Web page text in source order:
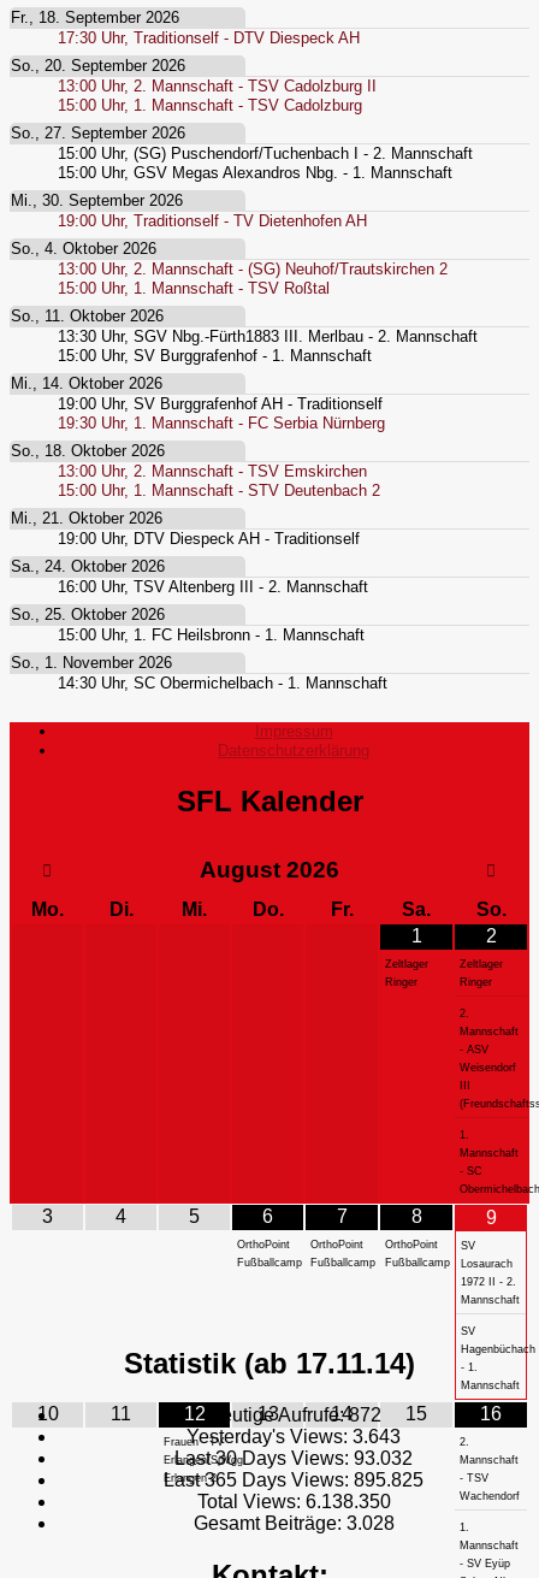
Fr., 18. September 2026
17:30 Uhr, Traditionself - DTV Diespeck AH
So., 20. September 2026
13:00 Uhr, 2. Mannschaft - TSV Cadolzburg II
15:00 Uhr, 1. Mannschaft - TSV Cadolzburg
So., 27. September 2026
15:00 Uhr, (SG) Puschendorf/Tuchenbach I - 2. Mannschaft
15:00 Uhr, GSV Megas Alexandros Nbg. - 1. Mannschaft
Mi., 30. September 2026
19:00 Uhr, Traditionself - TV Dietenhofen AH
So., 4. Oktober 2026
13:00 Uhr, 2. Mannschaft - (SG) Neuhof/Trautskirchen 2
15:00 Uhr, 1. Mannschaft - TSV Roßtal
So., 11. Oktober 2026
13:30 Uhr, SGV Nbg.-Fürth1883 III. Merlbau - 2. Mannschaft
15:00 Uhr, SV Burggrafenhof - 1. Mannschaft
Mi., 14. Oktober 2026
19:00 Uhr, SV Burggrafenhof AH - Traditionself
19:30 Uhr, 1. Mannschaft - FC Serbia Nürnberg
So., 18. Oktober 2026
13:00 Uhr, 2. Mannschaft - TSV Emskirchen
15:00 Uhr, 1. Mannschaft - STV Deutenbach 2
Mi., 21. Oktober 2026
19:00 Uhr, DTV Diespeck AH - Traditionself
Sa., 24. Oktober 2026
16:00 Uhr, TSV Altenberg III - 2. Mannschaft
So., 25. Oktober 2026
15:00 Uhr, 1. FC Heilsbronn - 1. Mannschaft
So., 1. November 2026
14:30 Uhr, SC Obermichelbach - 1. Mannschaft
Impressum
Datenschutzerklärung
SFL Kalender
August 2026
Mo. Di. Mi. Do. Fr. Sa.
So.
1
Zeltlager
Ringer
2
Zeltlager
Ringer
2.
Mannschaft
- ASV
Weisendorf
1.
Mannschaft
- SC
Obermichelbach
3 4 5 6
OrthoPoint
Fußballcamp
7
OrthoPoint
Fußballcamp
8
OrthoPoint
Fußballcamp
9
SV
Losaurach
1972 II - 2.
Mannschaft
SV
Hagenbüchach
- 1.
Mannschaft
10 11 12
Frauen - TV
Erlangen/SpVgg
Erlangen 2
13 14 15 16
2.
Mannschaft
- TSV
Wachendorf
1.
Mannschaft
- SV Eyüp
Statistik (ab 17.11.14)
Heutige Aufrufe:872
Yesterday's Views: 3.643
Last 30 Days Views: 93.032
Last 365 Days Views: 895.825
Total Views: 6.138.350
Gesamt Beiträge: 3.028